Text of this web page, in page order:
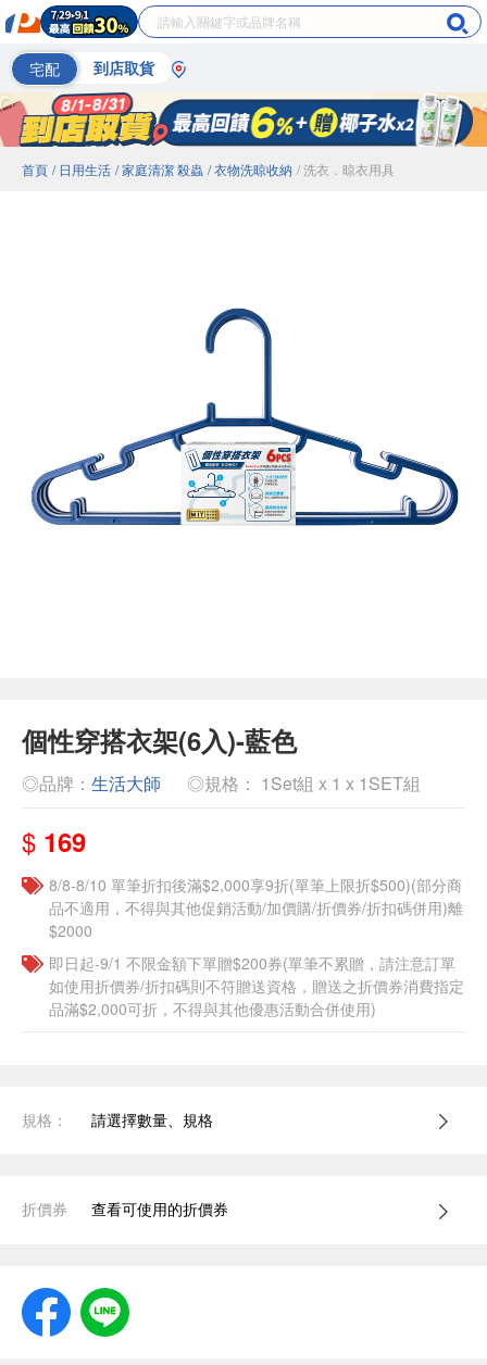
宅配 到店取貨
首頁 / 日用生活 / 家庭清潔 殺蟲 / 衣物洗晾收納 / 洗衣．晾衣用具
個性穿搭衣架(6入)-藍色
◎品牌： 生活大師 ◎規格： 1Set組 x 1 x 1SET組
$ 169
8/8-8/10 單筆折扣後滿$2,000享9折(單筆上限折$500)(部分商
品不適用，不得與其他促銷活動/加價購/折價券/折扣碼併用)離
$2000
即日起-9/1 不限金額下單贈$200券(單筆不累贈，請注意訂單
如使用折價券/折扣碼則不符贈送資格，贈送之折價券消費指定
品滿$2,000可折，不得與其他優惠活動合併使用)
規格： 請選擇數量、規格
折價券 查看可使用的折價券